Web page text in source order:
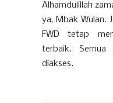
Alhamdulillah
ya, Mbak Wulan.
FWD tetap
terbaik. Semua
diakses.